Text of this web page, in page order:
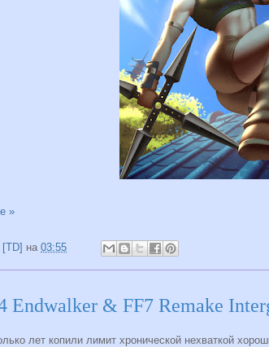
»
[TD] на 03:55
Endwalker & FF7 Remake
лет копили лимит хронической нехваткой